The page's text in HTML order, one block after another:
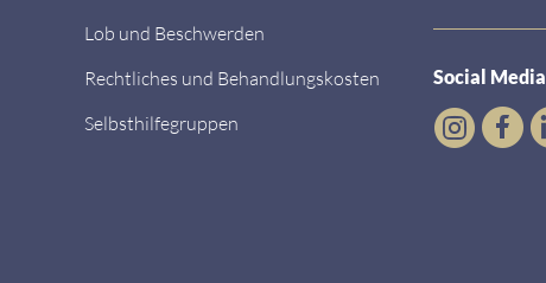
Lob und Beschwerden
Rechtliches und Behandlungskosten
Selbsthilfegruppen
Social Media